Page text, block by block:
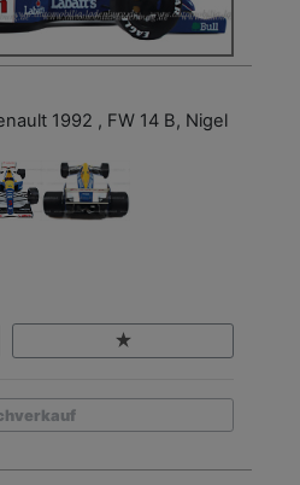
1992 , FW 14 B, Nigel